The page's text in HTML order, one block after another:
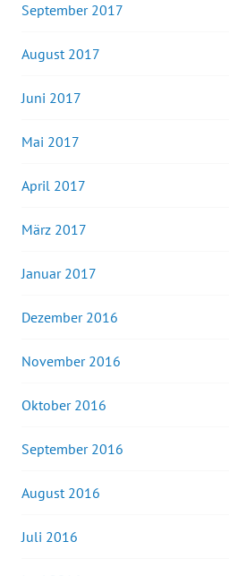
September 2017
August 2017
Juni 2017
Mai 2017
April 2017
März 2017
Januar 2017
Dezember 2016
November 2016
Oktober 2016
September 2016
August 2016
Juli 2016